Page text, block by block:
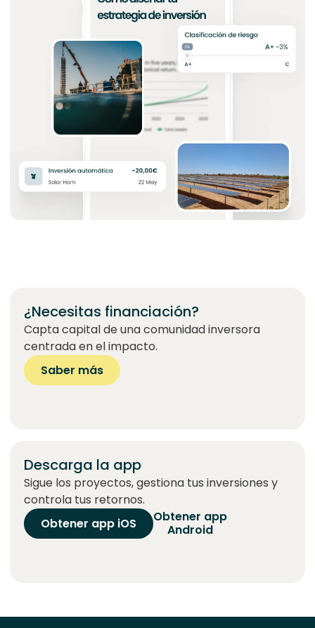
¿Necesitas financiación?
Capta capital de una comunidad inversora
centrada en el impacto.
Saber más
Descarga la app
Sigue los proyectos, gestiona tus inversiones y
controla tus retornos.
Obtener app iOS
Obtener app
Android